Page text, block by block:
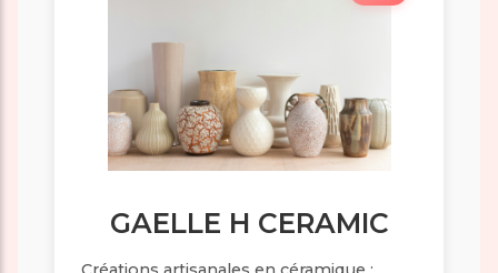
GAELLE H CERAMIC